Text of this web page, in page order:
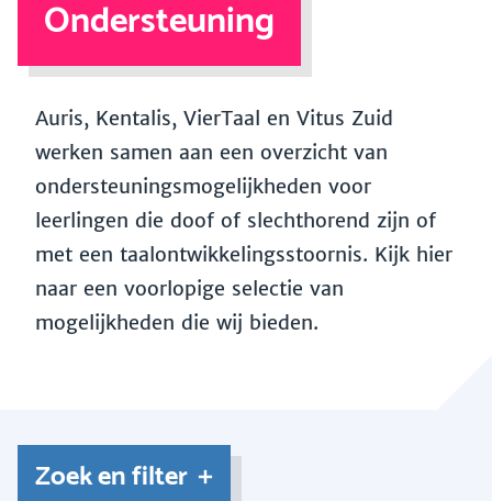
Ondersteuning
Auris, Kentalis, VierTaal en Vitus Zuid
werken samen aan een overzicht van
ondersteuningsmogelijkheden voor
leerlingen die doof of slechthorend zijn of
met een taalontwikkelingsstoornis. Kijk hier
naar een voorlopige selectie van
mogelijkheden die wij bieden.
Zoek en filter